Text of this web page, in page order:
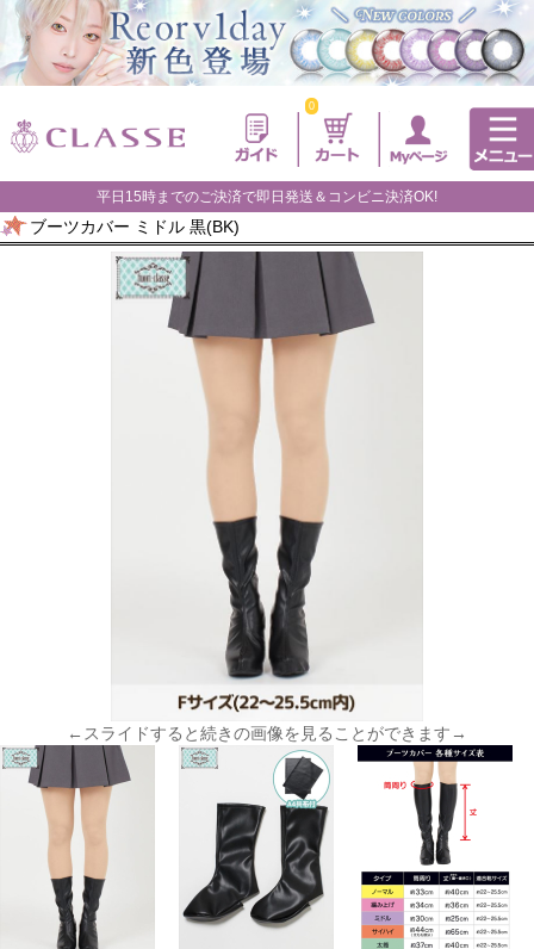
0
平日15時までのご決済で即日発送＆コンビニ決済OK!
ブーツカバー ミドル 黒(BK)
←スライドすると続きの画像を見ることができます→